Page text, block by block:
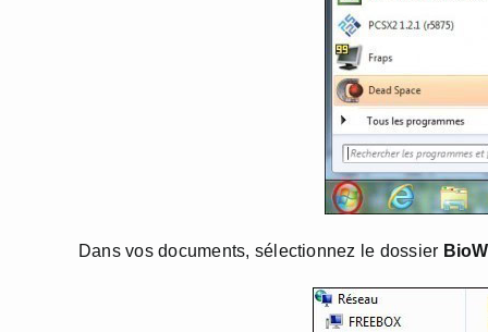
Dans vos documents, sélectionnez le dossier